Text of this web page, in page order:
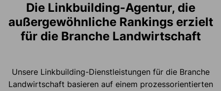
Die Linkbuilding-Agentur, die
außergewöhnliche Rankings erzielt
für die Branche Landwirtschaft
Unsere Linkbuilding-Dienstleistungen für die Branche
Landwirtschaft basieren auf einem prozessorientierten